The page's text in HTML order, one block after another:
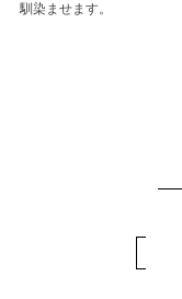
馴染ませます。